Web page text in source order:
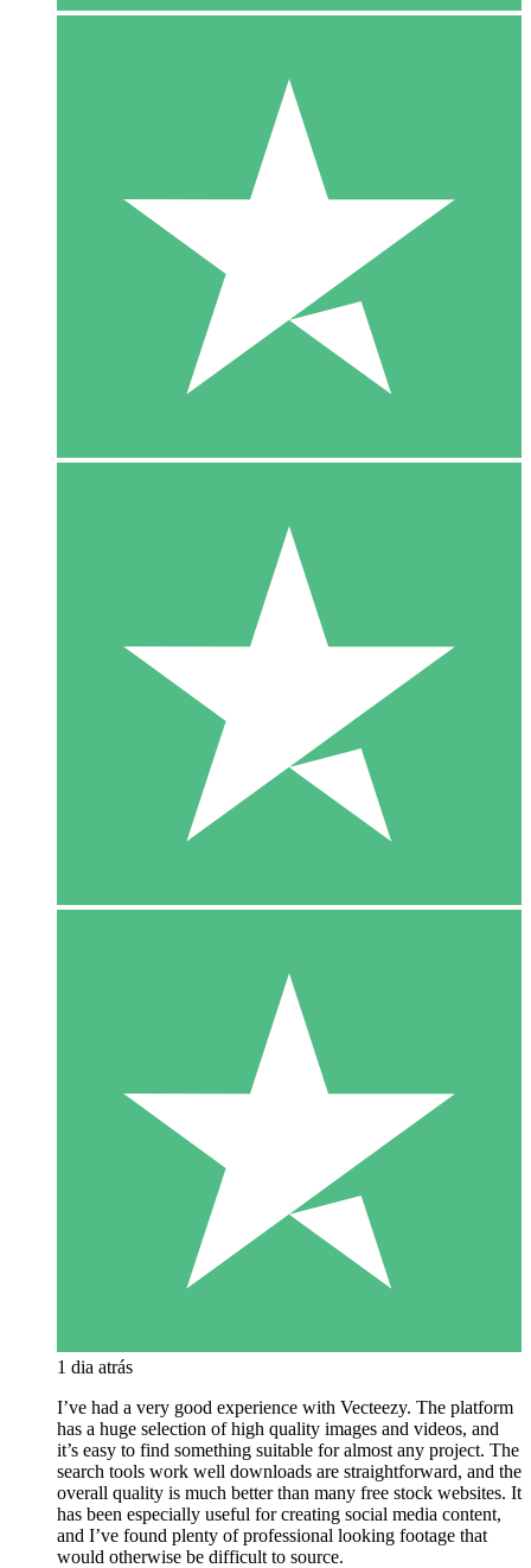
1 dia atrás
I’ve had a very good experience with Vecteezy. The platform
has a huge selection of high quality images and videos, and
it’s easy to find something suitable for almost any project. The
search tools work well downloads are straightforward, and the
overall quality is much better than many free stock websites. It
has been especially useful for creating social media content,
and I’ve found plenty of professional looking footage that
would otherwise be difficult to source.